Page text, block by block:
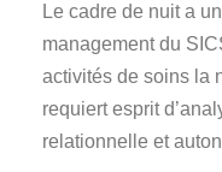
Le cadre de nuit a
management du
activités de soins la
requiert esprit
relationnelle et